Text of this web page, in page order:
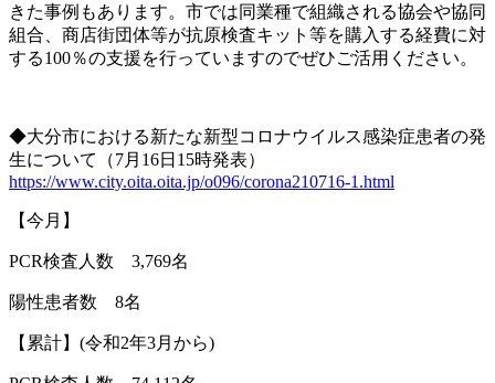
きた事例もあります。市では同業種で組織される協会や協同
組合、商店街団体等が抗原検査キット等を購入する経費に対
する100％の支援を行っていますのでぜひご活用ください。
◆大分市における新たな新型コロナウイルス感染症患者の発
生について（7月 16日 15時発表）
https://www.city.oita.oita.jp/o096/corona210716-1.html
【今月】
PCR検査人数 3,769名
陽性患者数 8名
【累計】 (令和2年3月から)